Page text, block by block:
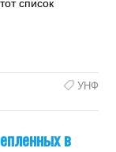
список
УНФ
в